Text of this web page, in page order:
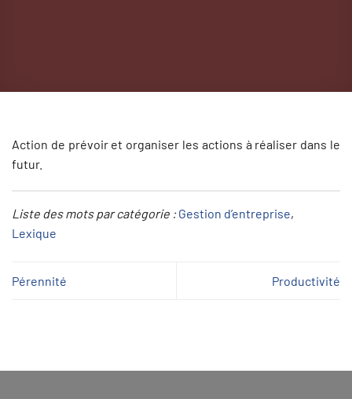
Action de prévoir et organiser les actions à réaliser dans le
futur.
Liste des mots par catégorie :Gestion d’entreprise
Lexique
Pérennité Productivité